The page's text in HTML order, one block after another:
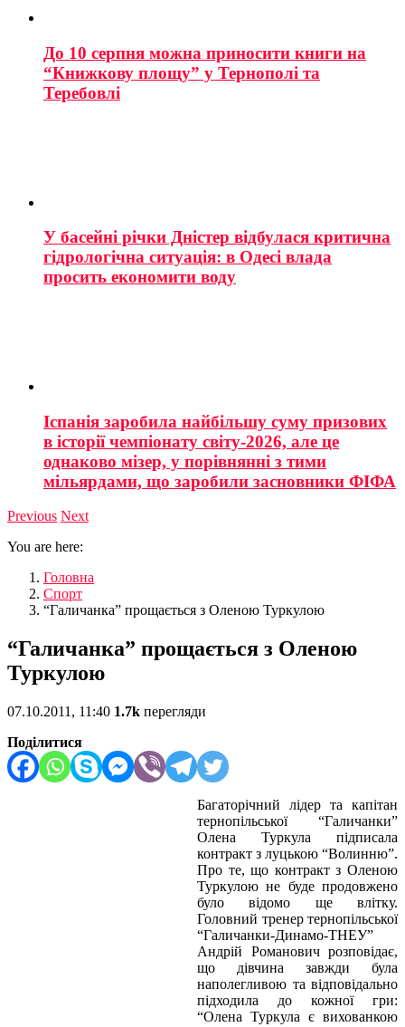
До 10 серпня можна приносити книги на
“Книжкову площу” у Тернополі та
Теребовлі
У басейні річки Дністер відбулася критична
гідрологічна ситуація: в Одесі влада
просить економити воду
Іспанія заробила найбільшу суму призових
в історії чемпіонату світу-2026, але це
однаково мізер, у порівнянні з тими
мільярдами, що заробили засновники ФІФА
Previous Next
You are here:
Головна
Спорт
“Галичанка” прощається з Оленою Туркулою
“Галичанка” прощається з Оленою
Туркулою
07.10.2011, 11:40 1.7k перегляди
Поділитися
Багаторічний лідер та капітан
тернопільської “Галичанки”
Олена Туркула підписала
контракт з луцькою “Волинню”.
Про те, що контракт з Оленою
Туркулою не буде продовжено
було відомо ще влітку.
Головний тренер тернопільської
“Галичанки-Динамо-ТНЕУ”
Андрій Романович розповідає,
що дівчина завжди була
наполегливою та відповідально
підходила до кожної гри:
“Олена Туркула є вихованкою